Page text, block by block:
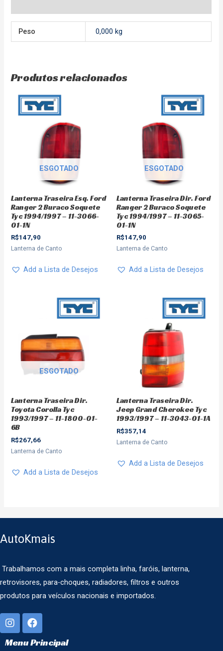
Peso 0,000 kg
Produtos relacionados
ESGOTADO
Lanterna Traseira Esq. Ford
Ranger 2 Buraco Soquete
Tyc 1994/1997 – 11-3066-
01-1N
R$147,90
Lanterna de Canto
Add a Lista de Desejos
ESGOTADO
Lanterna Traseira Dir. Ford
Ranger 2 Buraco Soquete
Tyc 1994/1997 – 11-3065-
01-1N
R$147,90
Lanterna de Canto
Add a Lista de Desejos
ESGOTADO
Lanterna Traseira Dir.
Toyota Corolla Tyc
1993/1997 – 11-1800-01-
6B
R$267,66
Lanterna de Canto
Add a Lista de Desejos
Lanterna Traseira Dir.
Jeep Grand Cherokee Tyc
1993/1997 – 11-3043-01-1A
R$357,14
Lanterna de Canto
Add a Lista de Desejos
AutoKmais
Trabalhamos com a mais completa linha, faróis, lanterna,
retrovisores, para-choques, radiadores, filtros e outros
produtos para veículos nacionais e importados.
Menu Principal